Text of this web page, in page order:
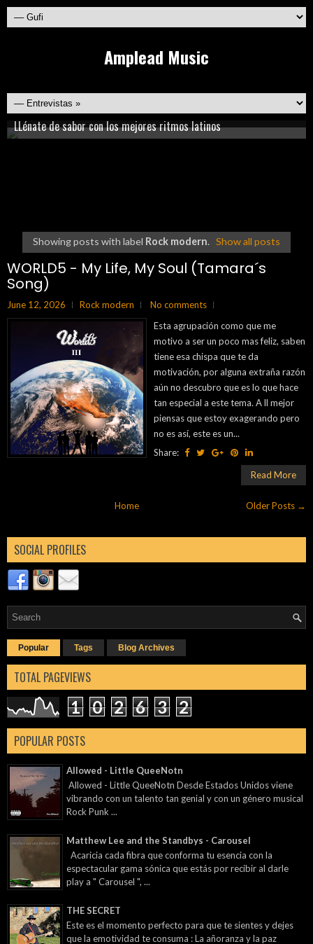
Amplead Music
¿Te gusta la música acústica o americana?, sí tú respuesta es sí,
esto es para ti!
LLénate de sabor con los mejores ritmos latinos
Recarga energía y vive la fiesta al máximo con nuestra mejor
selección de música electrónica
Nuevos sonidos imperdibles!
June 12, 2026 Rock modern
No comments
Esta agrupación como que me
motivo a ser un poco mas feliz, saben
motivación, por alguna extraña razón
tan especial a este tema. A ll mejor
piensas que estoy exagerando pero
no es así, este es un...
Read More
Home
Popular Tags
TOTAL PAGEVIEWS
1 0 2 6 3 2
POPULAR POSTS
Allowed - Little QueeNotn
Allowed - Little QueeNotn Desde Estados Unidos viene
vibrando con un talento tan genial y con un género musical
Rock Punk ...
Matthew Lee and the Standbys - Carousel
Acaricia cada fibra que conforma tu esencia con la
espectacular gama sónica que estás por recibir al darle
play a " Carousel ", ...
THE SECRET
Este es el momento perfecto para que te sientes y dejes
que la emotividad te consuma : La añoranza y la paz
convergerá en nuestros pensamien...
Swamp Music Players - Crowd Pleaser
Este verano sin duda está lleno de vibras feroces que te
llevarán hacia el cielo. Que mejor con una interpretación